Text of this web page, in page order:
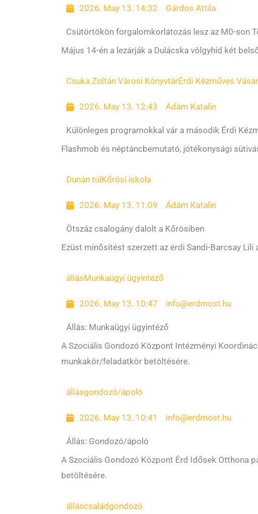
2026. May 13. 14:32 Gárdos Attila
Csütörtökön forgalomkorlátozás lesz az M0-son
Május 14-én a lezárják a Dulácska völgyhíd két
Csuka Zoltán Városi KönyvtárÉrdi Kézműves Vásár
2026. May 13. 12:43 Ádám Katalin
Különleges programokkal vár a második Érdi
Flashmob és néptáncbemutató, jótékonysági
Dunán túl Kőrösi iskola
2026. May 13. 11:09 Ádám Katalin
Ötszáz csalogány dalolt a Kőrösiben
Ezüst minősítést szerzett az érdi Sandi-Barcsay
állásMunkaügyi ügyintéző
2026. May 13. 10:47 info@erdmost.hu
Állás: Munkaügyi ügyintéző
A Szociális Gondozó Központ Intézményi
munkakör/feladatkör betöltésére.
állásgondozó/ápoló
2026. May 13. 10:41 info@erdmost.hu
Állás: Gondozó/ápoló
A Szociális Gondozó Központ Érd Idősek Otthona
betöltésére.
álláscsaládgondozó